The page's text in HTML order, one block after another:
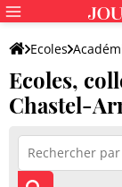
Ecoles
Ecoles,
Chastel-